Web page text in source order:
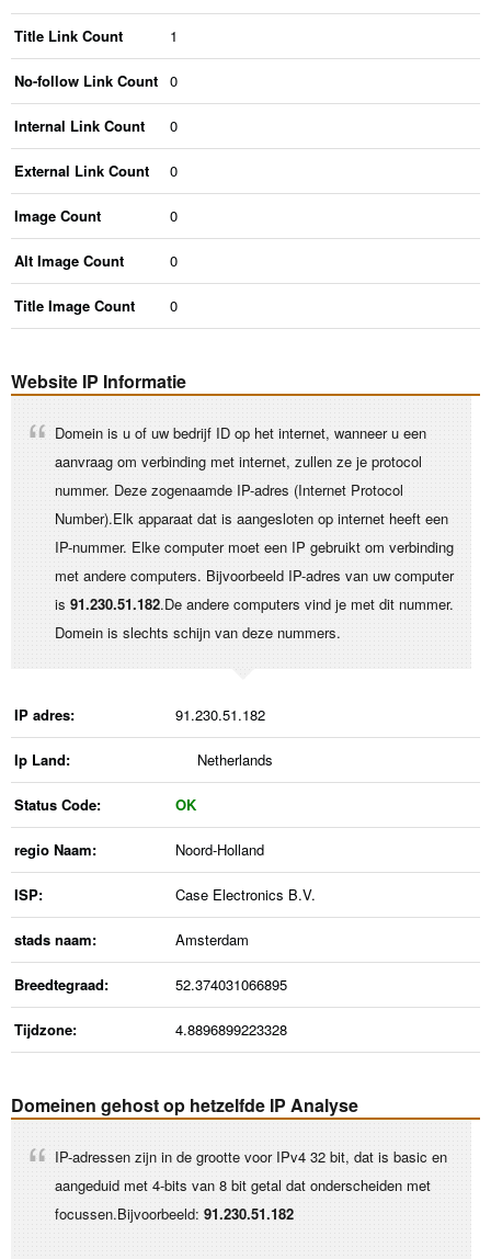
Title Link Count 1
No-follow Link Count 0
Internal Link Count 0
External Link Count 0
Image Count 0
Alt Image Count 0
Title Image Count 0
Website IP Informatie
Domein is u of uw bedrijf ID op het internet, wanneer u een
aanvraag om verbinding met internet, zullen ze je protocol
nummer. Deze zogenaamde IP-adres (Internet Protocol
Number).Elk apparaat dat is aangesloten op internet heeft een
IP-nummer. Elke computer moet een IP gebruikt om verbinding
met andere computers. Bijvoorbeeld IP-adres van uw computer
is 91.230.51.182.De andere computers vind je met dit nummer.
Domein is slechts schijn van deze nummers.
IP adres: 91.230.51.182
Ip Land: Netherlands
Status Code: OK
regio Naam: Noord-Holland
ISP: Case Electronics B.V.
stads naam: Amsterdam
Breedtegraad: 52.374031066895
Tijdzone: 4.8896899223328
Domeinen gehost op hetzelfde IP Analyse
IP-adressen zijn in de grootte voor IPv4 32 bit, dat is basic en
aangeduid met 4-bits van 8 bit getal dat onderscheiden met
focussen.Bijvoorbeeld: 91.230.51.182